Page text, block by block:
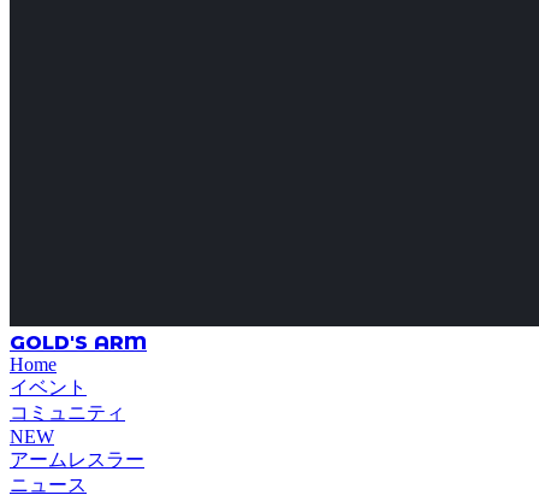
GOLD'S ARM
Home
イベント
コミュニティ
NEW
アームレスラー
ニュース